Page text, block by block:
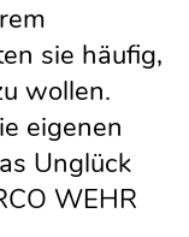
sie häufig,
wollen.
eigenen
Unglück
WEHR